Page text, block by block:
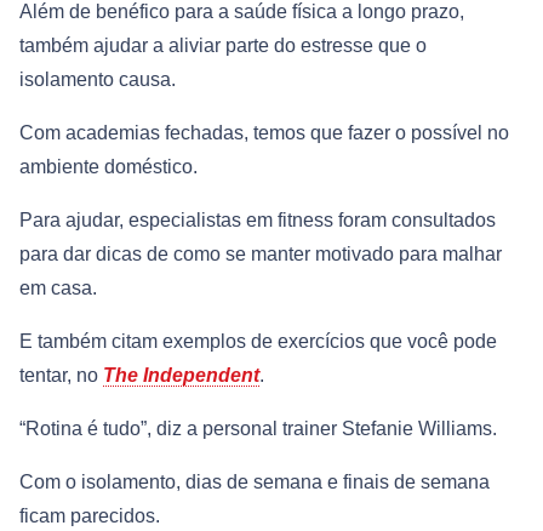
Além de benéfico para a saúde física a longo prazo,
também ajudar a aliviar parte do estresse que o
isolamento causa.
Com academias fechadas, temos que fazer o possível no
ambiente doméstico.
Para ajudar, especialistas em fitness foram consultados
para dar dicas de como se manter motivado para malhar
em casa.
E também citam exemplos de exercícios que você pode
tentar, no The Independent.
“Rotina é tudo”, diz a personal trainer Stefanie Williams.
Com o isolamento, dias de semana e finais de semana
ficam parecidos.